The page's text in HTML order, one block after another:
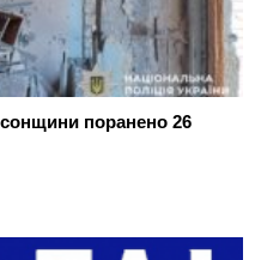
поранено 26